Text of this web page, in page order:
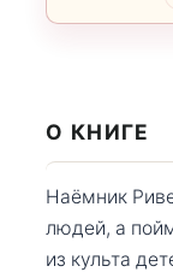
О КНИГЕ
Наёмник
людей, а
из культа